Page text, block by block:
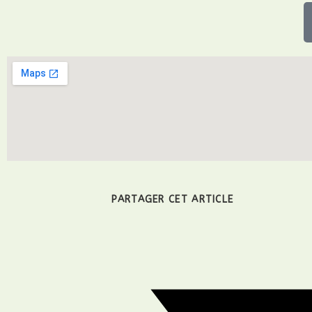
PARTAGER CET ARTICLE